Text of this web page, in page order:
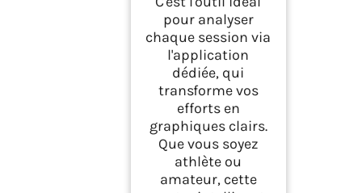
pour analyser
chaque session via
l'application
dédiée, qui
transforme vos
efforts en
graphiques clairs.
Que vous soyez
athlète ou
amateur, cette